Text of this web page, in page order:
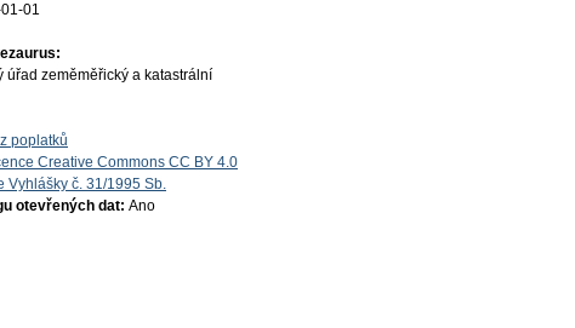
01
úřad zeměměřický a katastrální
poplatků
Creative Commons CC BY 4.0
Vyhlášky č. 31/1995 Sb.
otevřených dat: Ano